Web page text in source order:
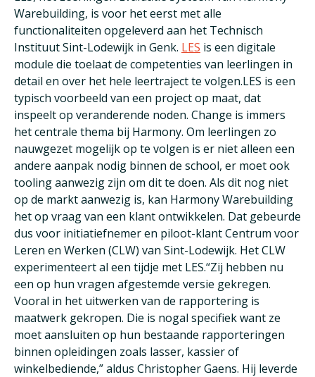
Warebuilding, is voor het eerst met alle
functionaliteiten opgeleverd aan het Technisch
Instituut Sint-Lodewijk in Genk. LES is een digitale
module die toelaat de competenties van leerlingen in
detail en over het hele leertraject te volgen.LES is een
typisch voorbeeld van een project op maat, dat
inspeelt op veranderende noden. Change is immers
het centrale thema bij Harmony. Om leerlingen zo
nauwgezet mogelijk op te volgen is er niet alleen een
andere aanpak nodig binnen de school, er moet ook
tooling aanwezig zijn om dit te doen. Als dit nog niet
op de markt aanwezig is, kan Harmony Warebuilding
het op vraag van een klant ontwikkelen. Dat gebeurde
dus voor initiatiefnemer en piloot-klant Centrum voor
Leren en Werken (CLW) van Sint-Lodewijk. Het CLW
experimenteert al een tijdje met LES.“Zij hebben nu
een op hun vragen afgestemde versie gekregen.
Vooral in het uitwerken van de rapportering is
maatwerk gekropen. Die is nogal specifiek want ze
moet aansluiten op hun bestaande rapporteringen
binnen opleidingen zoals lasser, kassier of
winkelbediende,” aldus Christopher Gaens. Hij leverde